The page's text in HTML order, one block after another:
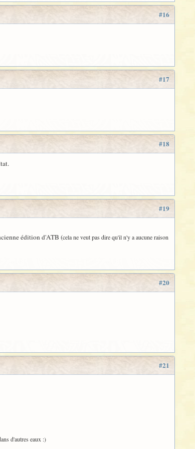
#16
#17
#18
#19
édition d'ATB (cela ne veut pas dire qu'il n'y a aucune raison
#20
#21
d'autres eaux :)